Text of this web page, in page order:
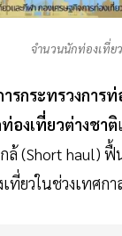
จำนวนนักท่องเที่ย
รกระทรวงการ
องเที่ยวต่างชาติ
ล้ (Short haul)
ที่ยวในช่วงเท